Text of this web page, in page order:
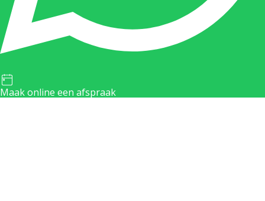
Maak online een afspraak